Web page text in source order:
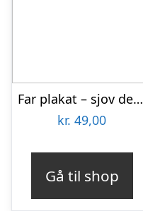
Far plakat – sjov definition af far
kr. 49,00
Gå til shop